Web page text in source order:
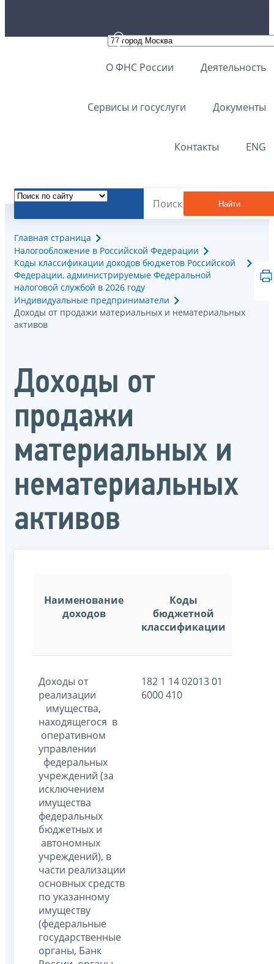
О ФНС России Деятельность
Сервисы и госуслуги Документы
Контакты ENG
Найти
Главная страница
Налогообложение в Российской Федерации
Коды классификации доходов бюджетов Российской
Федерации, администрируемые Федеральной
налоговой службой в 2026 году
Индивидуальные предприниматели
Доходы от продажи материальных и нематериальных
активов
Доходы от
продажи
материальных и
нематериальных
активов
Наименование
доходов
Коды
бюджетной
классификации
Доходы от
реализации
имущества,
находящегося в
оперативном
управлении
федеральных
учреждений (за
исключением
имущества
федеральных
бюджетных и
автономных
учреждений), в
части реализации
основных средств
по указанному
имуществу
(федеральные
государственные
органы, Банк
182 1 14 02013 01
6000 410